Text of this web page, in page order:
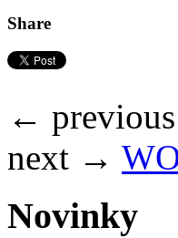
Share
← previous
next →
Novinky